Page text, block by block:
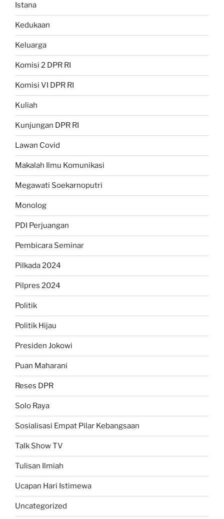
Istana
Kedukaan
Keluarga
Komisi 2 DPR RI
Komisi VI DPR RI
Kuliah
Kunjungan DPR RI
Lawan Covid
Makalah Ilmu Komunikasi
Megawati Soekarnoputri
Monolog
PDI Perjuangan
Pembicara Seminar
Pilkada 2024
Pilpres 2024
Politik
Politik Hijau
Presiden Jokowi
Puan Maharani
Reses DPR
Solo Raya
Sosialisasi Empat Pilar Kebangsaan
Talk Show TV
Tulisan Ilmiah
Ucapan Hari Istimewa
Uncategorized